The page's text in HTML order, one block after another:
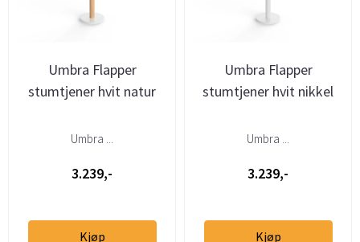
Umbra Flapper
stumtjener hvit natur
Umbra ...
3.239,-
Kjøp
Umbra Flapper
stumtjener hvit nikkel
Umbra ...
3.239,-
Kjøp